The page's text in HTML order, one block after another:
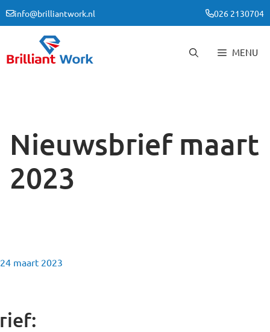
Ga
inhoud
info@brilliantwork.nl 026 2130704
MENU
Nieuwsbrief maart
2023
24 maart 2023